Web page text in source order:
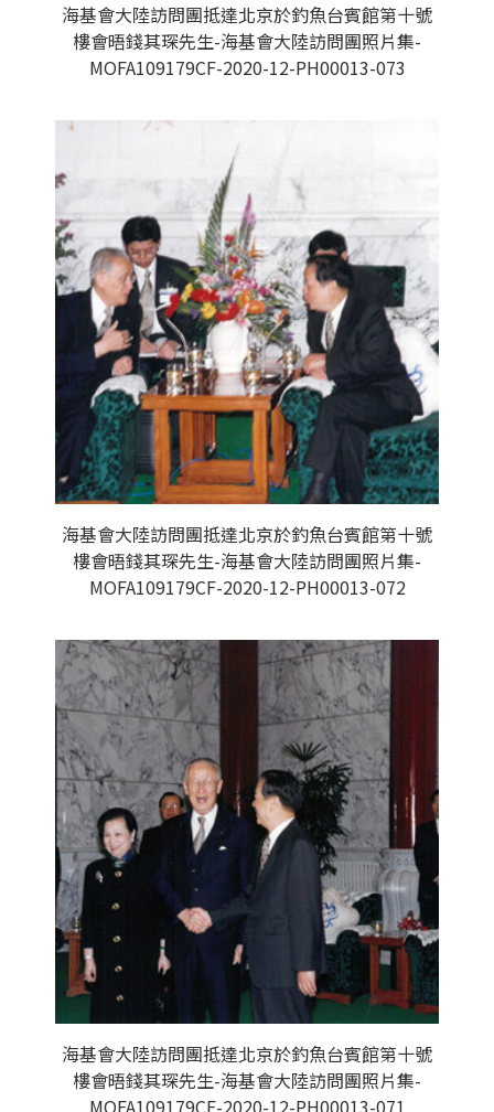
海基會大陸訪問團抵達北京於釣魚台賓館第十號
樓會晤錢其琛先生-海基會大陸訪問團照片集-
MOFA109179CF-2020-12-PH00013-073
海基會大陸訪問團抵達北京於釣魚台賓館第十號
樓會晤錢其琛先生-海基會大陸訪問團照片集-
MOFA109179CF-2020-12-PH00013-072
海基會大陸訪問團抵達北京於釣魚台賓館第十號
樓會晤錢其琛先生-海基會大陸訪問團照片集-
MOFA109179CF-2020-12-PH00013-071